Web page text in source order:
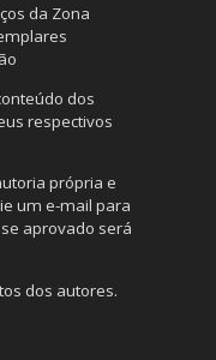
da Zona
dos
respectivos
própria e
um e-mail para
aprovado será
dos autores.